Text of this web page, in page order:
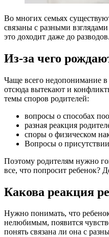
Во многих семьях
связаны с разными
это доходит даже до разводов.
Из-за чего
Чаще всего недопонимание в
отсюда вытекают и
темы споров родителей:
вопросы о способах
разная реакция
споры о физическом
Вопросы о присутствии
Поэтому родителям нужно
все, что попросит ребенок?
Какова реакция
Нужно понимать, что
нелюбимым, появится
понять связана ли она с